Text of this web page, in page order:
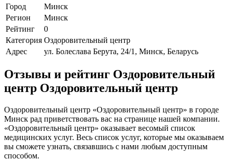
Город
Минск
Регион
Минск
Рейтинг
0
Категория Оздоровительный центр
Адрес
ул. Болеслава Берута, 24/1, Минск, Беларусь
Отзывы и рейтинг Оздоровительный
центр Оздоровительный центр
Оздоровительный центр «Оздоровительный центр» в городе
Минск рад приветствовать вас на странице нашей компании.
«Оздоровительный центр» оказывает весомый список
медицинских услуг. Весь список услуг, которые мы оказываем
вы сможете узнать, связавшись с нами любым доступным
способом.